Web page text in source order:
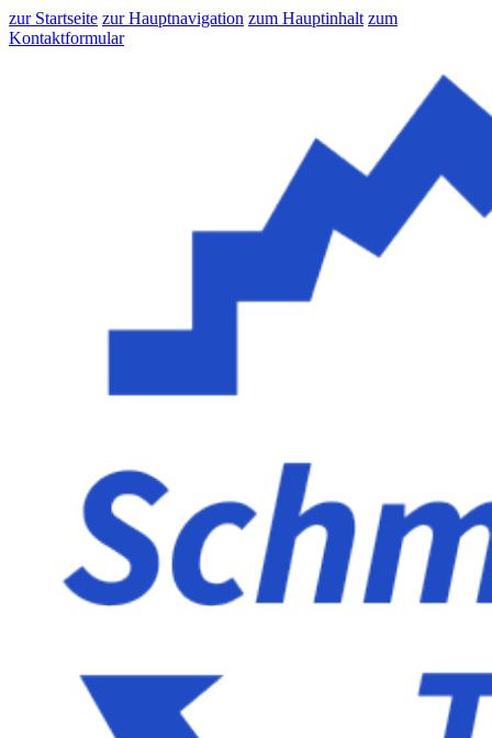
zur Startseite zur Hauptnavigation zum Hauptinhalt zum
Kontaktformular